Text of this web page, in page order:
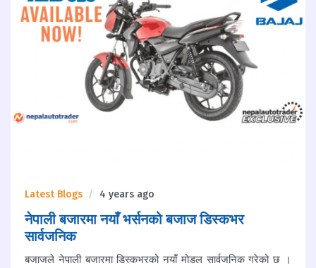
Latest Blogs 4 years ago
नेपाली बजारमा नयाँ भर्सनको बजाज डिस्कभर
सार्वजनिक
बजाजले नेपाली बजारमा डिस्कभरको नयाँ मोडल सार्वजनिक गरेको छ ।